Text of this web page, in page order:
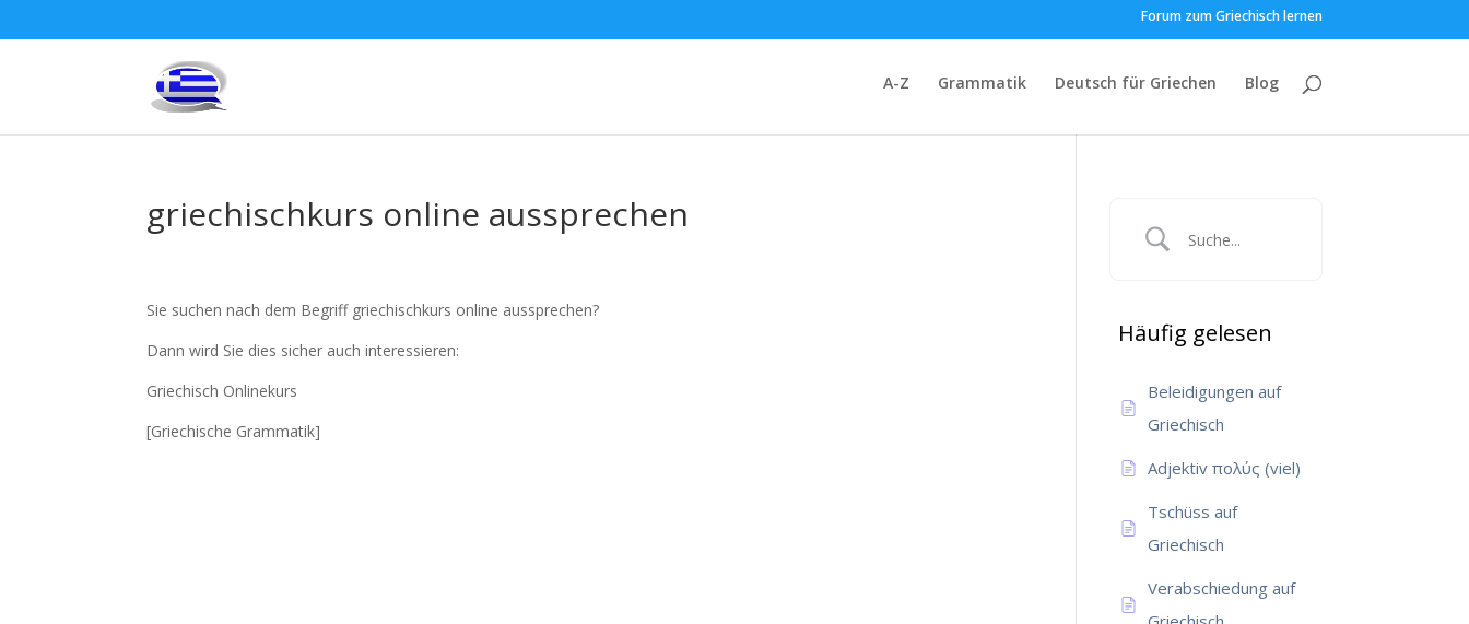
Forum zum Griechisch lernen
A-Z Grammatik Deutsch für Griechen Blog
griechischkurs online aussprechen
Sie suchen nach dem Begriff griechischkurs online aussprechen?
Dann wird Sie dies sicher auch interessieren:
Griechisch Onlinekurs
[Griechische Grammatik]
Häufig gelesen
Beleidigungen auf
Griechisch
Adjektiv πολύς (viel)
Tschüss auf
Griechisch
Verabschiedung auf